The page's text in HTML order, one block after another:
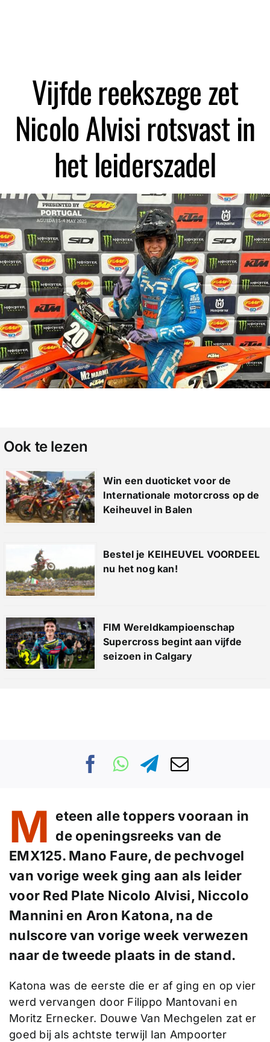
Vijfde reekszege zet
Nicolo Alvisi rotsvast in
het leiderszadel
Ook te lezen
Win een duoticket voor de
Internationale motorcross op de
Keiheuvel in Balen
Bestel je KEIHEUVEL VOORDEEL
nu het nog kan!
FIM Wereldkampioenschap
Supercross begint aan vijfde
seizoen in Calgary
M eteen alle toppers vooraan in
de openingsreeks van de
EMX125. Mano Faure, de pechvogel
van vorige week ging aan als leider
voor Red Plate Nicolo Alvisi, Niccolo
Mannini en Aron Katona, na de
nulscore van vorige week verwezen
naar de tweede plaats in de stand.
Katona was de eerste die er af ging en op vier
werd vervangen door Filippo Mantovani en
Moritz Ernecker. Douwe Van Mechgelen zat er
goed bij als achtste terwijl Ian Ampoorter